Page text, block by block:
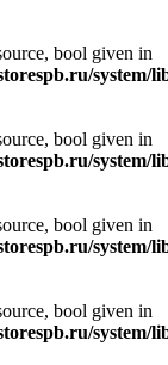
bool given in
system/
bool given in
system/
bool given in
system/
bool given in
system/